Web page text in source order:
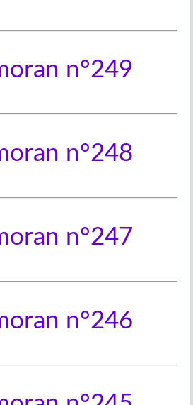
n°249
n°248
n°247
n°246